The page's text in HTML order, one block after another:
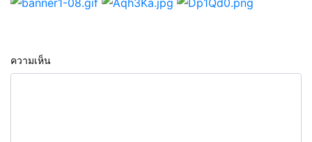
ความเห็น